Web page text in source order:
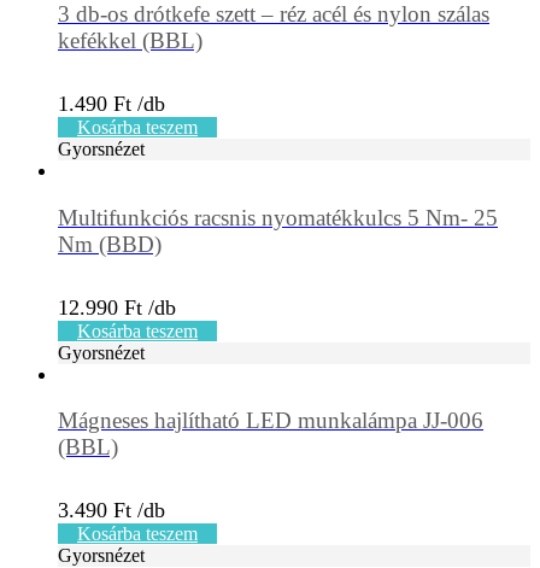
3 db-os drótkefe szett – réz acél és nylon szálas
kefékkel (BBL)
1.490 Ft
Kosárba teszem
Gyorsnézet
Multifunkciós racsnis nyomatékkulcs 5 Nm- 25
Nm (BBD)
12.990 Ft
Kosárba teszem
Gyorsnézet
Mágneses hajlítható LED munkalámpa JJ-006
(BBL)
3.490 Ft
Kosárba teszem
Gyorsnézet